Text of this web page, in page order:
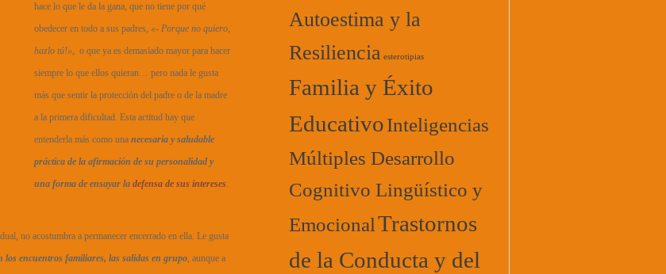
hace lo que le da la gana, que no tiene por qué
obedecer en todo a sus padres, «- Porque no quiero,
hazlo tú!», o que ya es demasiado mayor para hacer
siempre lo que ellos quieran… pero nada le gusta
más que sentir la protección del padre o de la madre
a la primera dificultad. Esta actitud hay que
entenderla más como una necesaria y saludable
práctica de la afirmación de su personalidad y
una forma de ensayar la defensa de sus intereses.
no acostumbra a permanecer encerrado en ella. Le gusta
los encuentros familiares, las salidas en grupo, aunque a
Autoestima y la
Resiliencia esterotipias
Familia y Éxito
EducativoInteligencias
Múltiples Desarrollo
Cognitivo Lingüístico y
EmocionalTrastornos
de la Conducta y del